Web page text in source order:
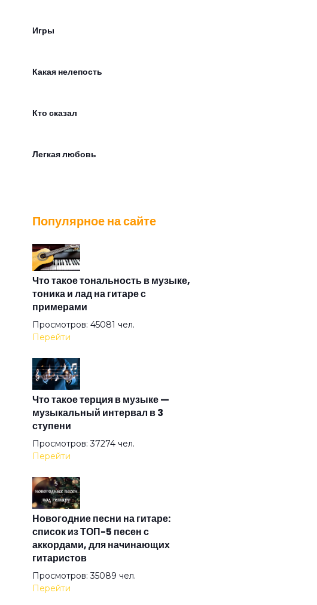
Игры
Какая нелепость
Кто сказал
Легкая любовь
Мама Goodbye
Метко
Мечта
Мой Baby
Мой понедельник
Не говори больше о любви
Небо и кровь
Нелюбовь
Популярное на сайте
Что такое тональность в музыке,
тоника и лад на гитаре с
примерами
Просмотров: 45081 чел.
Перейти
Что такое терция в музыке —
музыкальный интервал в 3
ступени
Просмотров: 37274 чел.
Перейти
Новогодние песни на гитаре:
список из ТОП-5 песен с
аккордами, для начинающих
гитаристов
Просмотров: 35089 чел.
Перейти